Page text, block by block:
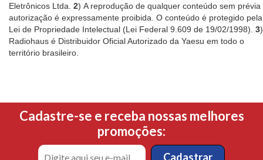
Eletrônicos Ltda. 2) A reprodução de qualquer conteúdo sem prévia
autorização é expressamente proibida. O conteúdo é protegido pela
Lei de Propriedade Intelectual (Lei Federal 9.609 de 19/02/1998). 3
Radiohaus é Distribuidor Oficial Autorizado da Yaesu em todo o
território brasileiro.
Cadastre-se e receba nossas melhores
promoções: